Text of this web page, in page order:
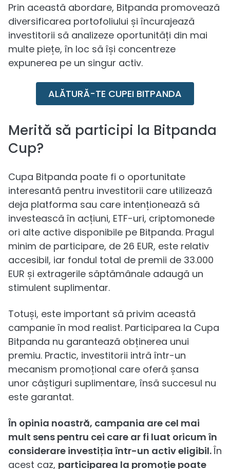
Prin această abordare, Bitpanda promovează
diversificarea portofoliului și încurajează
investitorii să analizeze oportunități din mai
multe piețe, în loc să își concentreze
expunerea pe un singur activ.
ALĂTURĂ-TE CUPEI BITPANDA
Merită să participi la Bitpanda
Cup?
Cupa Bitpanda poate fi o oportunitate
interesantă pentru investitorii care utilizează
deja platforma sau care intenționează să
investească în acțiuni, ETF-uri, criptomonede
ori alte active disponibile pe Bitpanda. Pragul
minim de participare, de 26 EUR, este relativ
accesibil, iar fondul total de premii de 33.000
EUR și extragerile săptămânale adaugă un
stimulent suplimentar.
Totuși, este important să privim această
campanie în mod realist. Participarea la Cupa
Bitpanda nu garantează obținerea unui
premiu. Practic, investitorii intră într-un
mecanism promoțional care oferă șansa
unor câștiguri suplimentare, însă succesul nu
este garantat.
În opinia noastră, campania are cel mai
mult sens pentru cei care ar fi luat oricum în
considerare investiția într-un activ eligibil.În
acest caz, participarea la promoție poate